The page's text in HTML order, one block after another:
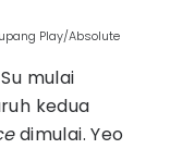
Play/Absolute
mulai
kedua
dimulai. Yeo